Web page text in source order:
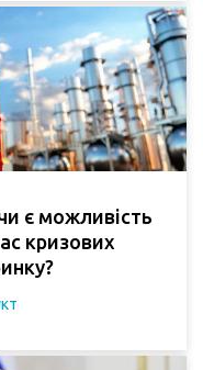
є можливість
кризових